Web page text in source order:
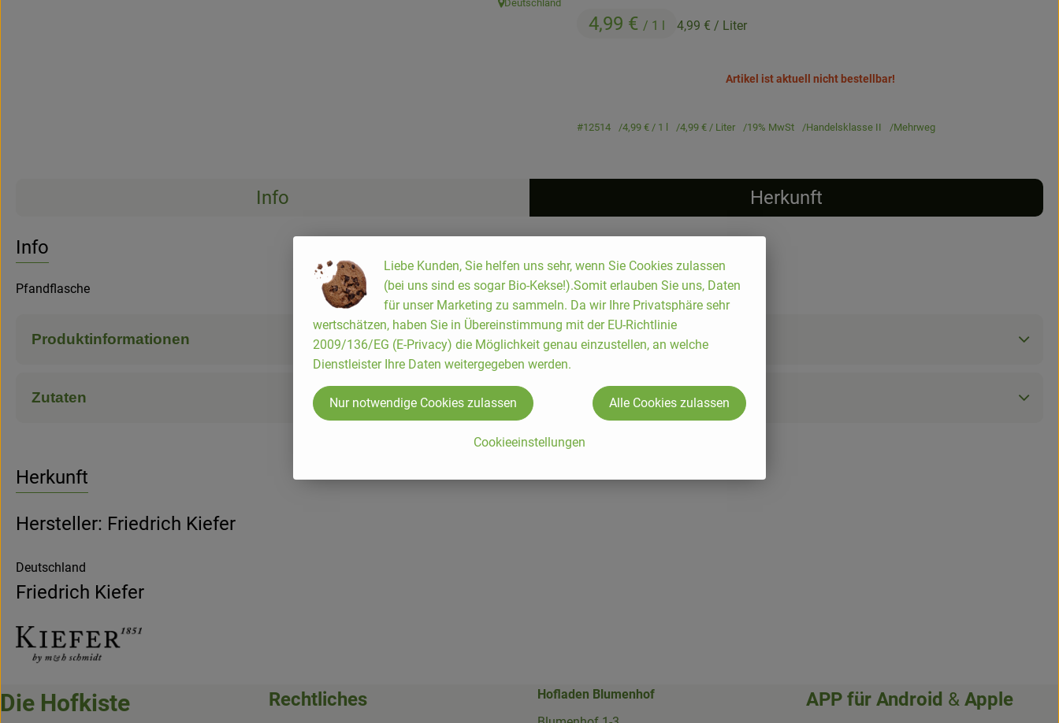
4,99 € / 1 l 4,99 € / Liter
, Herkunft:
Deutschland
Artikel ist aktuell nicht bestellbar!
#12514 4,99 € / 1 l 4,99 € / Liter 19% MwSt Handelsklasse II Mehrweg
Info Herkunft
Info
Pfandflasche
Produktinformationen
Zutaten
Herkunft
Hersteller: Friedrich Kiefer
Deutschland
Friedrich Kiefer
Die Hofkiste Rechtliches
Hofladen Blumenhof
APP für Android & Apple
Liebe Kunden, Sie helfen uns sehr, wenn Sie Cookies zulassen
(bei uns sind es sogar Bio-Kekse!).Somit erlauben Sie uns, Daten
für unser Marketing zu sammeln. Da wir Ihre Privatsphäre sehr
wertschätzen, haben Sie in Übereinstimmung mit der EU-Richtlinie
2009/136/EG (E-Privacy) die Möglichkeit genau einzustellen, an welche
Dienstleister Ihre Daten weitergegeben werden.
Cookieeinstellungen
Nur notwendige Cookies zulassen Alle Cookies zulassen